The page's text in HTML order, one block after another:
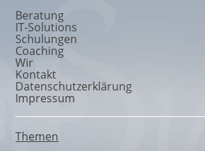
Beratung
IT-Solutions
Schulungen
Coaching
Wir
Kontakt
Datenschutzerklärung
Impressum
Themen